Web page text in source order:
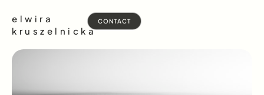
elwira
kruszelnicka
CONTACT